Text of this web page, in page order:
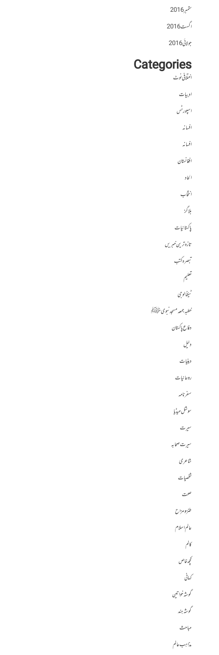
ستمبر 2016
اگست 2016
جولائی 2016
Categories
اختلافی نوٹ
ادبیات
اسپورٹس
افسانہ
افسانہ
افغانستان
الحاد
انتخاب
بلاگز
پاکستانیات
تازہ ترین خبریں
تبصرہ کتب
تعلیم
ٹیکنالوجی
خطبہ جمعہ مسجد نبوی ﷺ
دفاع پاکستان
دلیل
دینیات
روحانیات
سفرنامہ
سوشل میڈیا
سیرت
سیرت صحابہ
شاعری
شخصیات
صحت
طنز و مزاح
عالم اسلام
کالم
کچھ خاص
کہانی
گوشہ خواتین
گوشہ ہند
مباحث
مذاہب عالم